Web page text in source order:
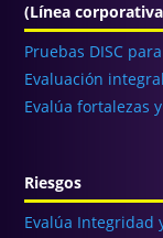
(Línea
Pruebas DISC
Evaluación
Evalúa fortalezas
Riesgos
Evalúa Integridad